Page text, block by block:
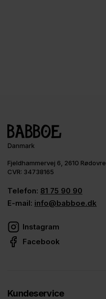
Fjeldhammervej 6, 2610 Rødovre
CVR: 34738165
Telefon: 81 75 90 90
E-mail: info@babboe.dk
Instagram
Facebook
Kundeservice